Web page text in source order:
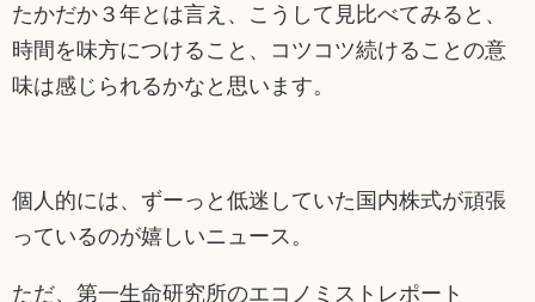
たかだか３年とは言え、こうして見比べてみると、
時間を味方につけること、コツコツ続けることの意
味は感じられるかなと思います。
個人的には、ずーっと低迷していた国内株式が頑張
っているのが嬉しいニュース。
ただ、第一生命研究所のエコノミストレポート